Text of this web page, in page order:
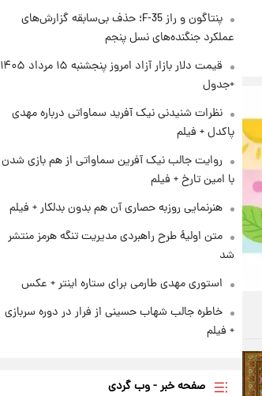
پنتاگون و راز F-35؛ حذف بی‌سابقه گزارش‌های
عملکرد جنگنده‌های نسل پنجم
قیمت دلار بازار آزاد امروز پنجشنبه ۱۵ مرداد ۱۴۰۵
+جدول
نظرات شنیدنی نیک آفرید سماواتی درباره مهدی
پاکدل + فیلم
روایت جالب نیک آفرین سماواتی از هم بازی شدن
با امین تارخ + فیلم
هنرنمایی روزبه حصاری آن هم بدون بدلکار + فیلم
متن اولیۀ طرح راهبردی مدیریت تنگه هرمز منتشر
شد
استوری مهدی طارمی برای ستاره اینتر + عکس
خاطره جالب شهاب حسینی از فرار در دوره سربازی
+ فیلم
صفحه خبر - وب گردی